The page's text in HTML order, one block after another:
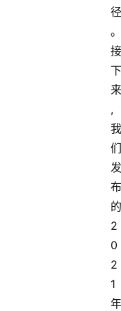
径
。
接
下
来
,
我
们
发
布
的
2
0
2
1
年